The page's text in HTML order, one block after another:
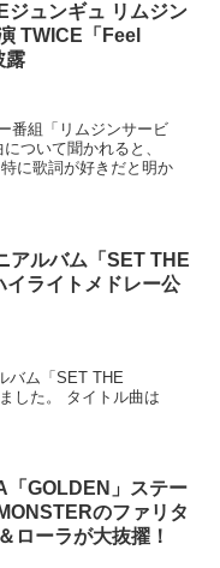
ジュンギュ リムジン
TWICE「Feel
露
番組「リムジンサービ
ついて聞かれると、
に歌詞が好きだと明か
アルバム「SET THE
イライトメドレー公
バム「SET THE
した。 タイトル曲は
「GOLDEN」ステー
のファリタ
ローラが大抜擢！